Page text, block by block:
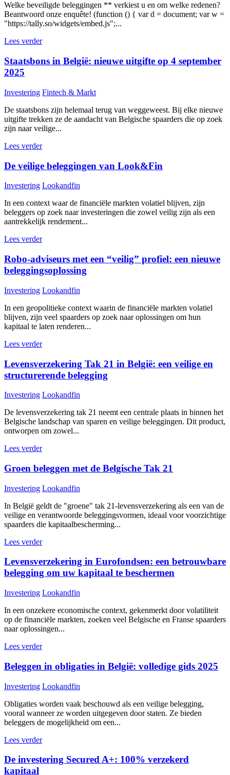
Welke beveiligde beleggingen ** verkiest u en om welke redenen?
Beantwoord onze enquête! (function () { var d = document; var w =
"https://tally.so/widgets/embed.js";...
Lees verder
Staatsbons in België: nieuwe uitgifte op 4 september
2025
Investering Fintech & Markt
De staatsbons zijn helemaal terug van weggeweest. Bij elke nieuwe
uitgifte trekken ze de aandacht van Belgische spaarders die op zoek
zijn naar veilige...
Lees verder
De veilige beleggingen van Look&Fin
Investering Lookandfin
In een context waar de financiële markten volatiel blijven, zijn
beleggers op zoek naar investeringen die zowel veilig zijn als een
aantrekkelijk rendement...
Lees verder
Robo-adviseurs met een “veilig” profiel: een nieuwe
beleggingsoplossing
Investering Lookandfin
In een geopolitieke context waarin de financiële markten volatiel
blijven, zijn veel spaarders op zoek naar oplossingen om hun
kapitaal te laten renderen...
Lees verder
Levensverzekering Tak 21 in België: een veilige en
structurerende belegging
Investering Lookandfin
De levensverzekering tak 21 neemt een centrale plaats in binnen het
Belgische landschap van sparen en veilige beleggingen. Dit product,
ontworpen om zowel...
Lees verder
Groen beleggen met de Belgische Tak 21
Investering Lookandfin
In België geldt de "groene" tak 21-levensverzekering als een van de
veilige en verantwoorde beleggingsvormen, ideaal voor voorzichtige
spaarders die kapitaalbescherming...
Lees verder
Levensverzekering in Eurofondsen: een betrouwbare
belegging om uw kapitaal te beschermen
Investering Lookandfin
In een onzekere economische context, gekenmerkt door volatiliteit
op de financiële markten, zoeken veel Belgische en Franse spaarders
naar oplossingen...
Lees verder
Beleggen in obligaties in België: volledige gids 2025
Investering Lookandfin
Obligaties worden vaak beschouwd als een veilige belegging,
vooral wanneer ze worden uitgegeven door staten. Ze bieden
beleggers de mogelijkheid om een...
Lees verder
De investering Secured A+: 100% verzekerd
kapitaal